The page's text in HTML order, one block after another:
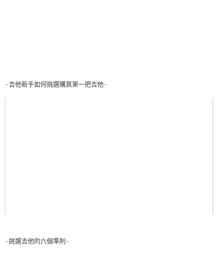
-吉他新手如何挑選購買第一把吉他-
-挑選吉他的六個準則-